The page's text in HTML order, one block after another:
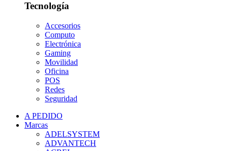
Tecnología
Accesorios
Computo
Electrónica
Gaming
Movilidad
Oficina
POS
Redes
Seguridad
A PEDIDO
Marcas
ADELSYSTEM
ADVANTECH